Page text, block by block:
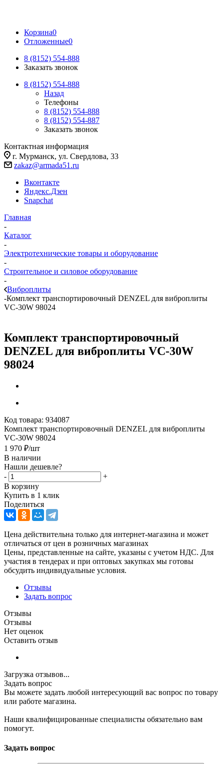
Корзина0
Отложенные0
8 (8152) 554-888
Заказать звонок
8 (8152) 554-888
Назад
Телефоны
8 (8152) 554-888
8 (8152) 554-887
Заказать звонок
Контактная информация
г. Мурманск, ул. Свердлова, 33
zakaz@armada51.ru
Вконтакте
Яндекс.Дзен
Snapchat
Главная
-
Каталог
-
Электротехнические товары и оборудование
-
Строительное и силовое оборудование
-
Виброплиты
-Комплект транспортировочный DENZEL для виброплиты
VC-30W 98024
Комплект транспортировочный
DENZEL для виброплиты VC-30W
98024
Код товара: 934087
Комплект транспортировочный DENZEL для виброплиты
VC-30W 98024
1 970 ₽/шт
В наличии
Нашли дешевле?
-
+
В корзину
Купить в 1 клик
Поделиться
Цена действительна только для интернет-магазина и может
отличаться от цен в розничных магазинах
Цены, представленные на сайте, указаны с учетом НДС. Для
участия в тендерах и при оптовых закупках мы готовы
обсудить индивидуальные условия.
Отзывы
Задать вопрос
Отзывы
Отзывы
Нет оценок
Оставить отзыв
Загрузка отзывов...
Задать вопрос
Вы можете задать любой интересующий вас вопрос по товару
или работе магазина.
Наши квалифицированные специалисты обязательно вам
помогут.
Задать вопрос